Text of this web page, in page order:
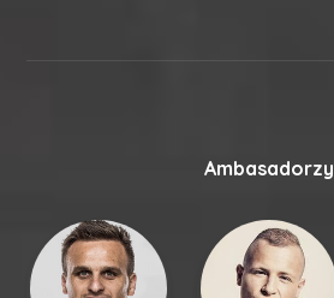
Ambasadorzy